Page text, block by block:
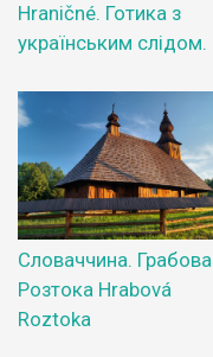
Hraničné. Готика з
українським слідом.
Словаччина. Грабова
Розтока Hrabová
Roztoka